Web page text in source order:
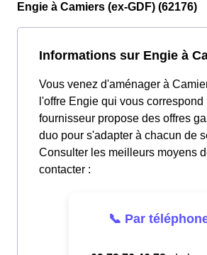
Engie à Camiers (ex-GDF) (62176)
Informations sur Engie à
Vous venez d'aménager à
l'offre Engie qui vous correspond
fournisseur propose des offres
duo pour s'adapter à chacun de
Consulter les meilleurs moyens
contacter :
📞 Par